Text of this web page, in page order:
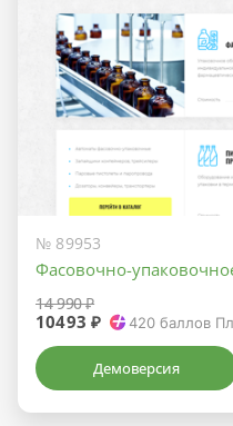
№ 89953
Фасовочно-
14 990 ₽
10493 ₽ 420 баллов
Демоверсия